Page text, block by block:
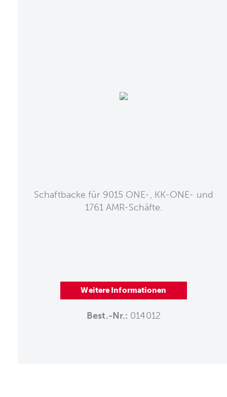
Schaftbacke für 9015 ONE-, KK-ONE- und
1761 AMR-Schäfte.
Weitere Informationen
Best.-Nr.: 014012